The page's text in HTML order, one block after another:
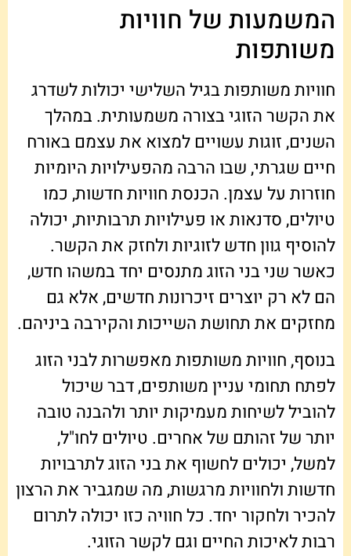
המשמעות של חוויות
משותפות
חוויות משותפות בגיל השלישי יכולות לשדרג
את הקשר הזוגי בצורה משמעותית. במהלך
השנים, זוגות עשויים למצוא את עצמם באורח
חיים שגרתי, שבו הרבה מהפעילויות היומיות
חוזרות על עצמן. הכנסת חוויות חדשות, כמו
טיולים, סדנאות או פעילויות תרבותיות, יכולה
להוסיף גוון חדש לזוגיות ולחזק את הקשר.
כאשר שני בני הזוג מתנסים יחד במשהו חדש,
הם לא רק יוצרים זיכרונות חדשים, אלא גם
מחזקים את תחושת השייכות והקירבה ביניהם.
בנוסף, חוויות משותפות מאפשרות לבני הזוג
לפתח תחומי עניין משותפים, דבר שיכול
להוביל לשיחות מעמיקות יותר ולהבנה טובה
יותר של זהותם של אחרים. טיולים לחו"ל,
למשל, יכולים לחשוף את בני הזוג לתרבויות
חדשות ולחוויות מרגשות, מה שמגביר את הרצון
להכיר ולחקור יחד. כל חוויה כזו יכולה לתרום
רבות לאיכות החיים וגם לקשר הזוגי.